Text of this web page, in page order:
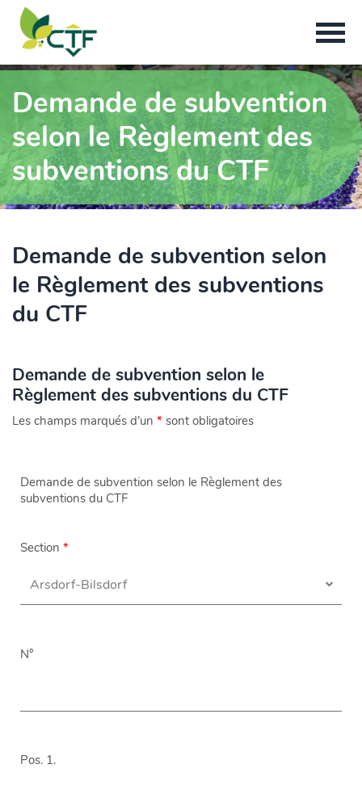
Demande de subvention
selon le Règlement des
subventions du CTF
Demande de subvention selon
le Règlement des subventions
du CTF
Demande de subvention selon le
Règlement des subventions du CTF
Les champs marqués d’un * sont obligatoires
Demande de subvention selon le Règlement des
subventions du CTF
Section *
N°
Pos. 1.